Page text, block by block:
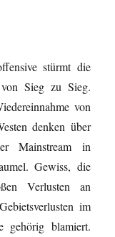
stürmt die
Sieg zu Sieg.
von
denken über
Mainstream in
Gewiss, die
Verlusten an
im
gehörig blamiert.